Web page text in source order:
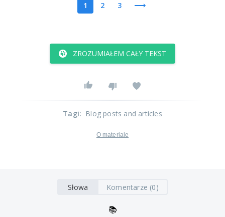
1 2 3
ZROZUMIAŁEM CAŁY TEKST
Tagi: Blog posts and articles
O materiale
Słowa Komentarze (0)
📚